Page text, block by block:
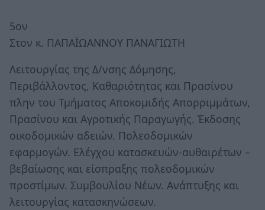
5ον
Στον κ. ΠΑΠΑΪΩΑΝΝΟΥ ΠΑΝΑΓΙΩΤΗ
Λειτουργίας της Δ/νσης Δόμησης,
Περιβάλλοντος, Καθαριότητας και Πρασίνου
πλην του Τμήματος Αποκομιδής Απορριμμάτων,
Πρασίνου και Αγροτικής Παραγωγής. Έκδοσης
οικοδομικών αδειών. Πολεοδομικών
εφαρμογών. Ελέγχου κατασκευών-αυθαιρέτων –
βεβαίωσης και είσπραξης πολεοδομικών
προστίμων. Συμβουλίου Νέων. Ανάπτυξης και
λειτουργίας κατασκηνώσεων.